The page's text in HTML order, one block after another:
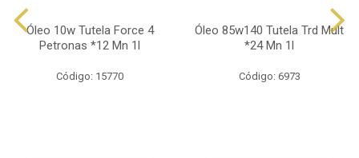
Óleo 10w Tutela Force 4
Petronas *12 Mn 1l
Código: 15770
Óleo 85w140 Tutela Trd Mult
*24 Mn 1l
Código: 6973